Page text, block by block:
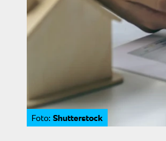
Foto: Shutterstock